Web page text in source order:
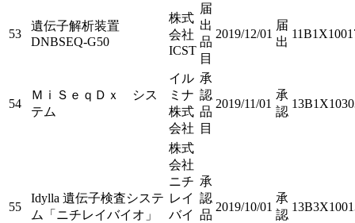
53
遺伝子解析装置
DNBSEQ-G50
株式
会社
ICST
届
出
品
目
2019/12/01
届
出
54
ＭｉＳｅｑＤｘ シス
テム
イル
ミナ
株式
会社
承
認
品
目
2019/11/01
承
認
55
Idylla 遺伝子検査システ
ム「ニチレイバイオ」
株式
会社
ニチ
レイ
バイ
承
認
品
2019/10/01
承
認